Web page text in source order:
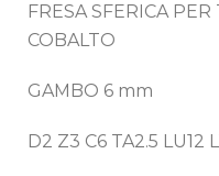
FRESA SFERICA
COBALTO
GAMBO 6 mm
D2 Z3 C6 TA2.5 LU12